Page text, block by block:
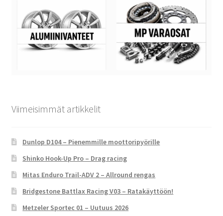
Viimeisimmät artikkelit
Dunlop D104 – Pienemmille moottoripyörille
Shinko Hook-Up Pro – Drag racing
Mitas Enduro Trail-ADV 2 – Allround rengas
Bridgestone Battlax Racing V03 – Ratakäyttöön!
Metzeler Sportec 01 – Uutuus 2026